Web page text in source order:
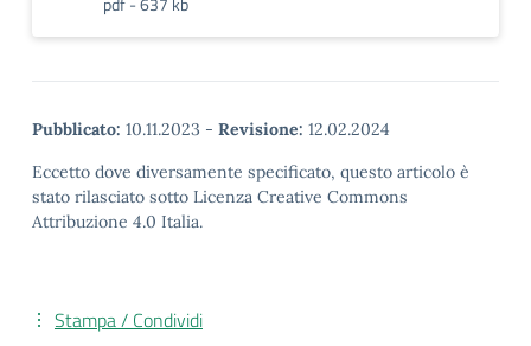
Pubblicato: 10.11.2023 - Revisione: 12.02.2024
Eccetto dove diversamente specificato, questo articolo è
stato rilasciato sotto Licenza Creative Commons
Attribuzione 4.0 Italia.
Stampa / Condividi